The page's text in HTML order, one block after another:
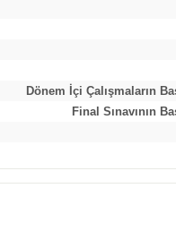
Dönem İçi Çalışmaların
Final Sınavının